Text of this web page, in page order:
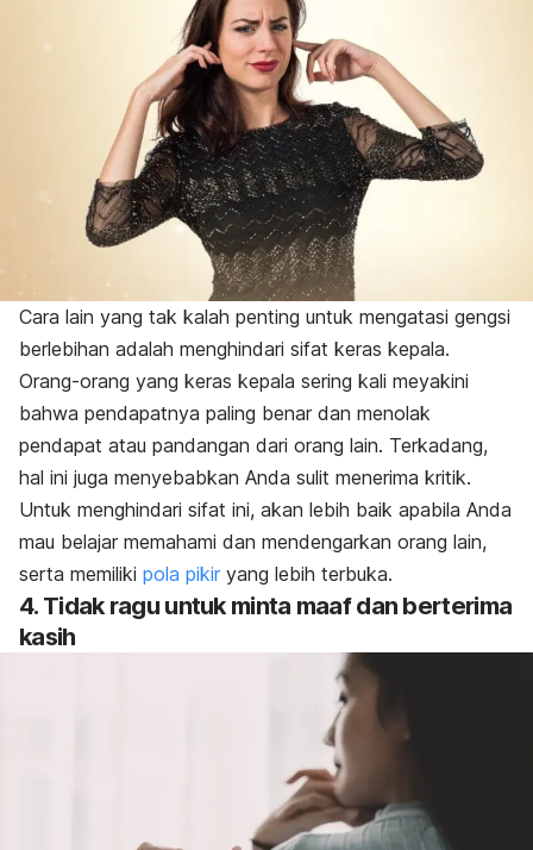
Cara lain yang tak kalah penting untuk mengatasi gengsi
berlebihan adalah menghindari sifat keras kepala.
Orang-orang yang keras kepala sering kali meyakini
bahwa pendapatnya paling benar dan menolak
pendapat atau pandangan dari orang lain. Terkadang,
hal ini juga menyebabkan Anda sulit menerima kritik.
Untuk menghindari sifat ini, akan lebih baik apabila Anda
mau belajar memahami dan mendengarkan orang lain,
serta memiliki pola pikir yang lebih terbuka.
4. Tidak ragu untuk minta maaf dan berterima
kasih